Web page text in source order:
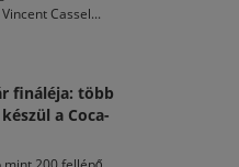
Cassel...
fináléja: több
a Coca-